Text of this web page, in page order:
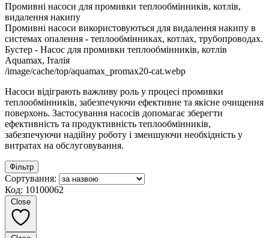
Промивні насоси для промивки теплообмінників, котлів,
видалення накипу
Промивні насоси використовуються для видалення накипу в
системах опалення - теплообмінниках, котлах, трубопроводах.
Бустер - Насос для промивки теплообмінників, котлів
Aquamax, Італія
/image/cache/top/aquamax_promax20-cat.webp
Насоси відіграють важливу роль у процесі промивки
теплообмінників, забезпечуючи ефективне та якісне очищення
поверхонь. Застосування насосів допомагає зберегти
ефективність та продуктивність теплообмінників,
забезпечуючи надійну роботу і зменшуючи необхідність у
витратах на обслуговування.
Фільтр
Сортування:
Код: 10100062
Close